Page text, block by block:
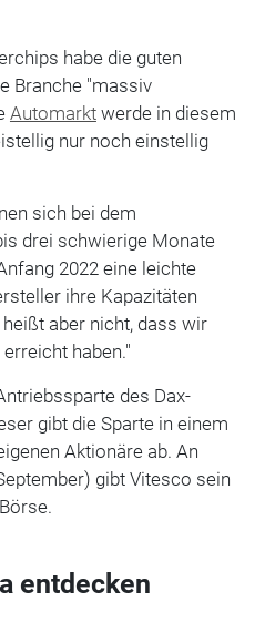
habe die guten
Branche "massiv
Automarktwerde in diesem
nur noch einstellig
sich bei dem
drei schwierige Monate
2022 eine leichte
ihre Kapazitäten
heißt aber nicht, dass wir
haben."
des Dax-
gibt die Sparte in einem
Aktionäre ab. An
gibt Vitesco sein
entdecken